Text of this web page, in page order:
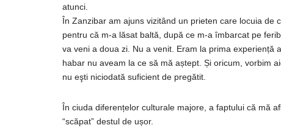
atunci.
În Zanzibar am ajuns vizitând un prieten care locuia de
pentru că m-a lăsat baltă, după ce m-a îmbarcat pe
va veni a doua zi. Nu a venit. Eram la prima experiență
habar nu aveam la ce să mă aștept. Și oricum, vorbim
nu eşti niciodată suficient de pregătit.
În ciuda diferențelor culturale majore, a faptului că mă
“scăpat” destul de ușor.